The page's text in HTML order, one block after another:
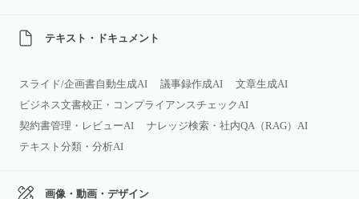
テキスト・ドキュメント
スライド/企画書自動生成AI 議事録作成AI
文章生成AI
ビジネス文書校正・コンプライアンスチェックAI
契約書管理・レビューAI
ナレッジ検索・社内QA（RAG）AI
テキスト分類・分析AI
画像・動画・デザイン